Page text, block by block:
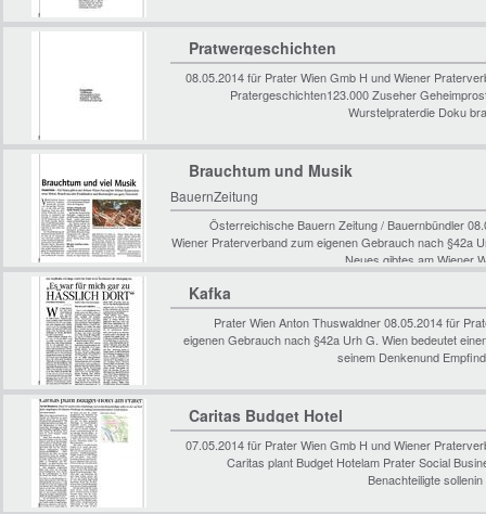
Pratwergeschichten
08.05.2014 für Prater Wien Gmb H und Wiener
Pratergeschichten123.000 Zuseher
Wurstelpraterdie Doku
Brauchtum und Musik
BauernZeitung
Österreichische Bauern Zeitung / Bauernbündler
Wiener Praterverband zum eigenen Gebrauch nach §42a
Neues gibtes am Wiener
Kafka
Prater Wien Anton Thuswaldner 08.05.2014 für
eigenen Gebrauch nach §42a Urh G. Wien bedeutet
seinem Denkenund
Caritas Budget Hotel
07.05.2014 für Prater Wien Gmb H und Wiener
Caritas plant Budget Hotelam Prater Social
Benachteiligte